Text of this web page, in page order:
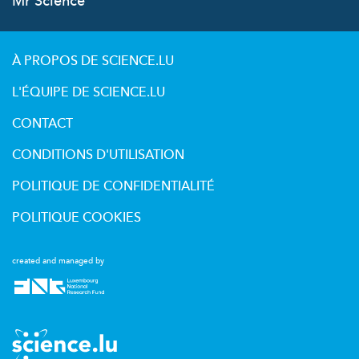
created and managed by
À PROPOS DE SCIENCE.LU
L'ÉQUIPE DE SCIENCE.LU
CONTACT
CONDITIONS D'UTILISATION
POLITIQUE DE CONFIDENTIALITÉ
POLITIQUE COOKIES